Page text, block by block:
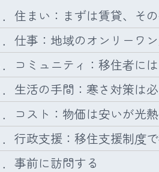
．住まい：まずは賃貸、そ
．仕事：地域のオンリーワ
．コミュニティ：移住者に
．生活の手間：寒さ対策は
．コスト：物価は安いが光
．行政支援：移住支援制度
．事前に訪問する